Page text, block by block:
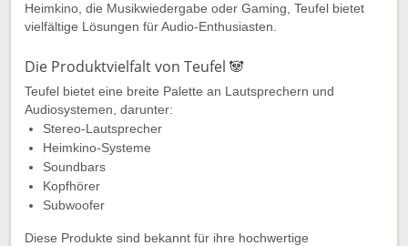
Heimkino, die Musikwiedergabe oder Gaming, Teufel bietet
vielfältige Lösungen für Audio-Enthusiasten.
Die Produktvielfalt von Teufel 🐼
Teufel bietet eine breite Palette an Lautsprechern und
Audiosystemen, darunter:
Stereo-Lautsprecher
Heimkino-Systeme
Soundbars
Kopfhörer
Subwoofer
Diese Produkte sind bekannt für ihre hochwertige